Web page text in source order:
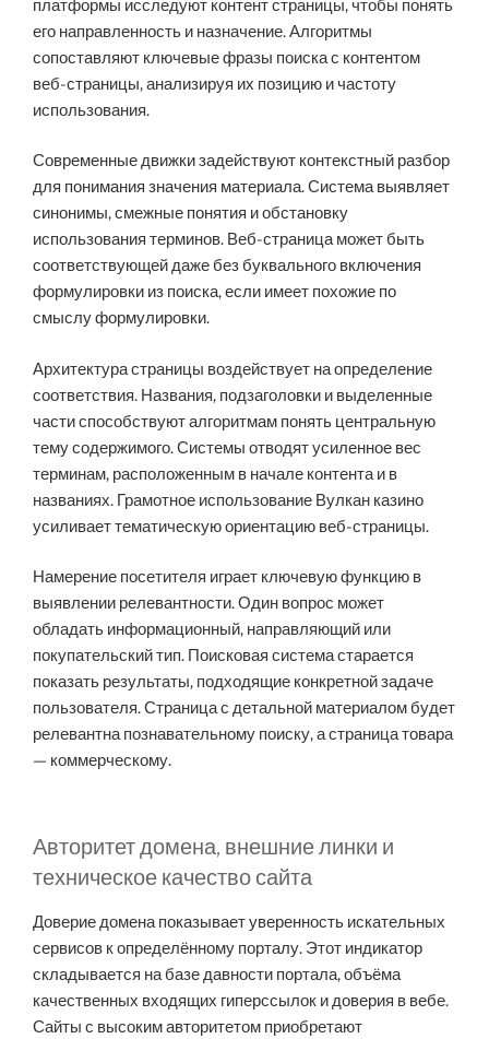
платформы исследуют контент страницы, чтобы понять
его направленность и назначение. Алгоритмы
сопоставляют ключевые фразы поиска с контентом
веб-страницы, анализируя их позицию и частоту
использования.
Современные движки задействуют контекстный разбор
для понимания значения материала. Система выявляет
синонимы, смежные понятия и обстановку
использования терминов. Веб-страница может быть
соответствующей даже без буквального включения
формулировки из поиска, если имеет похожие по
смыслу формулировки.
Архитектура страницы воздействует на определение
соответствия. Названия, подзаголовки и выделенные
части способствуют алгоритмам понять центральную
тему содержимого. Системы отводят усиленное вес
терминам, расположенным в начале контента и в
названиях. Грамотное использование Вулкан казино
усиливает тематическую ориентацию веб-страницы.
Намерение посетителя играет ключевую функцию в
выявлении релевантности. Один вопрос может
обладать информационный, направляющий или
покупательский тип. Поисковая система старается
показать результаты, подходящие конкретной задаче
пользователя. Страница с детальной материалом будет
релевантна познавательному поиску, а страница товара
— коммерческому.
Авторитет домена, внешние линки и
техническое качество сайта
Доверие домена показывает уверенность искательных
сервисов к определённому порталу. Этот индикатор
складывается на базе давности портала, объёма
качественных входящих гиперссылок и доверия в вебе.
Сайты с высоким авторитетом приобретают